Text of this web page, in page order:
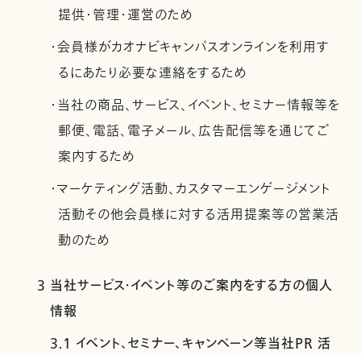
提供・管理・運営のため
・会員様がカオナビキャンパスオンラインを利用す
るにあたり必要な連絡をするため
・当社の商品、サービス、イベント、セミナー情報等を
郵便、電話、電子メール、広告配信等を通じてご
案内するため
・マーケティング活動、カスタマーエンゲージメント
活動その他会員様に対する活用提案等の営業活
動のため
3 当社サービス・イベント等のご案内をする方の個人
情報
3.1 イベント、セミナー、キャンペーン等当社PR 活